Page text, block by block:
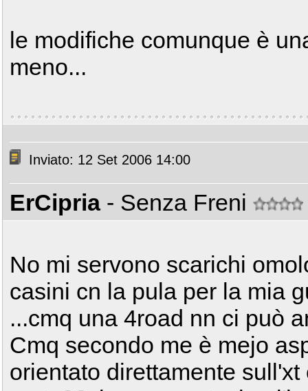
le modifiche comunque è
meno...
Inviato: 12 Set 2006 14:00
ErCipria - Senza Freni
No mi servono scarichi
casini cn la pula per la mia
...cmq una 4road nn ci può
Cmq secondo me è mejo
orientato direttamente